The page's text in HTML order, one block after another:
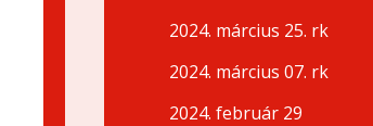
2024. március 25. rk
2024. március 07. rk
2024. február 29